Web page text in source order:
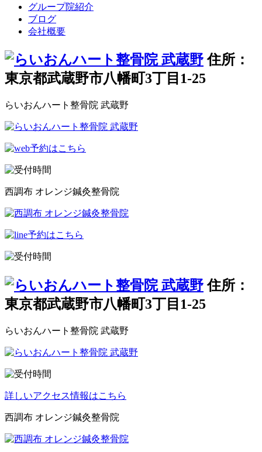
グループ院紹介
ブログ
会社概要
住所：
東京都武蔵野市八幡町3丁目1-25
らいおんハート整骨院 武蔵野
西調布 オレンジ鍼灸整骨院
住所：
東京都武蔵野市八幡町3丁目1-25
らいおんハート整骨院 武蔵野
詳しいアクセス情報はこちら
西調布 オレンジ鍼灸整骨院